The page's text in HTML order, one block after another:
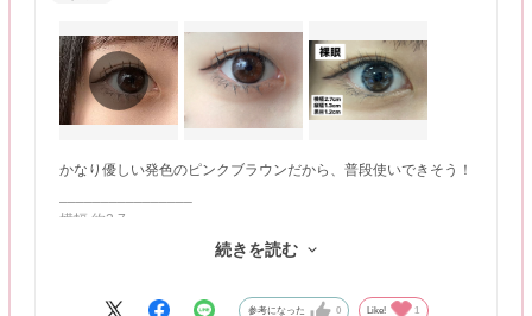
かなり優しい発色のピンクブラウンだから、普段使いできそう！
横幅 約2.7㎝
続きを読む
参考になった 0 Like! 1